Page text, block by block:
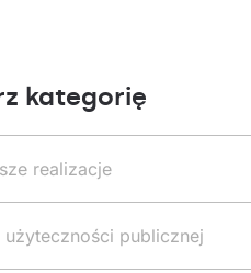
kategorię
realizacje
użyteczności publicznej